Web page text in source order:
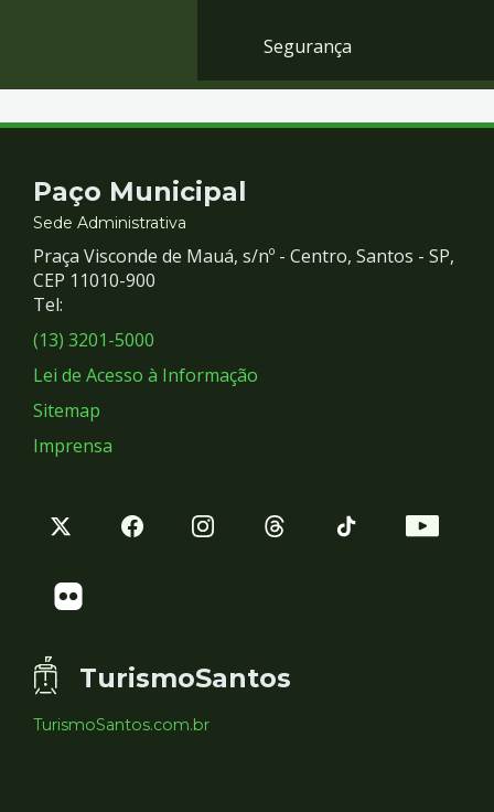
Segurança
Contato
e
Redes
Sociais
Paço Municipal
Sede Administrativa
Praça Visconde de Mauá, s/nº - Centro, Santos - SP,
CEP 11010-900
Tel:
(13) 3201-5000
Lei de Acesso à Informação
Sitemap
Imprensa
TurismoSantos
TurismoSantos.com.br